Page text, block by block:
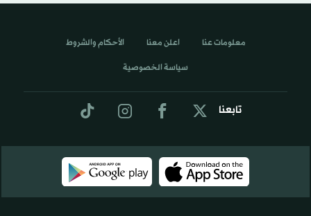
تابعنا
معلومات عنا اعلن معنا الأحكام والشروط
سياسة الخصوصية